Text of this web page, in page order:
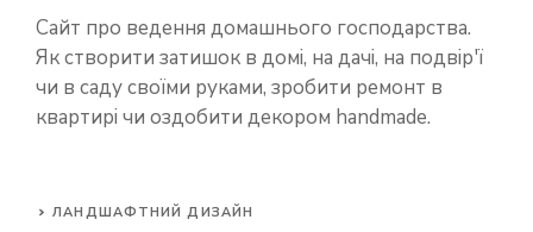
Сайт про ведення домашнього господарства.
Як створити затишок в домі, на дачі, на подвір'ї
чи в саду своїми руками, зробити ремонт в
квартирі чи оздобити декором handmade.
ЛАНДШАФТНИЙ ДИЗАЙН